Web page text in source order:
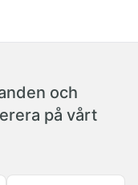
och
på vårt